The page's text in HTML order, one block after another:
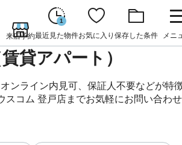
来店予約
1
最近見た物件お気に入り 保存した条件 メニ
貸アパート）
ンライン内見可、保証人不要などが特
スコム 登戸店までお気軽にお問い合わ